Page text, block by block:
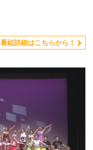
番組詳細はこちらから！